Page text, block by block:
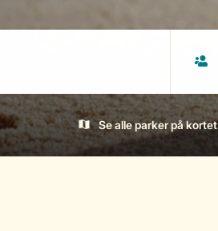
Se alle parker på kortet